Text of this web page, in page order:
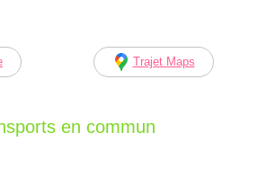
Trajet Maps
en commun